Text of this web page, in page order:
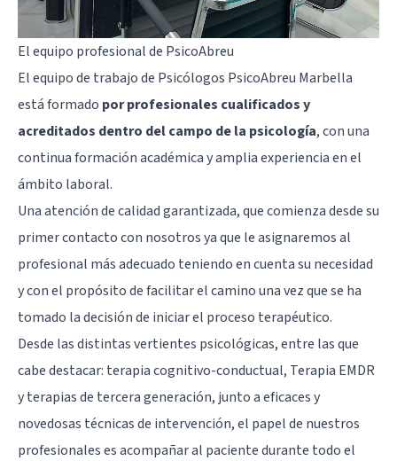
El equipo profesional de PsicoAbreu
El equipo de trabajo de Psicólogos PsicoAbreu Marbella
está formado por profesionales cualificados y
acreditados dentro del campo de la psicología, con una
continua formación académica y amplia experiencia en el
ámbito laboral.
Una atención de calidad garantizada, que comienza desde su
primer contacto con nosotros ya que le asignaremos al
profesional más adecuado teniendo en cuenta su necesidad
y con el propósito de facilitar el camino una vez que se ha
tomado la decisión de iniciar el proceso terapéutico.
Desde las distintas vertientes psicológicas, entre las que
cabe destacar: terapia cognitivo-conductual, Terapia EMDR
y terapias de tercera generación, junto a eficaces y
novedosas técnicas de intervención, el papel de nuestros
profesionales es acompañar al paciente durante todo el